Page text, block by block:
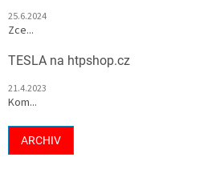
25.6.2024
Zce...
TESLA na htpshop.cz
21.4.2023
Kom...
ARCHIV